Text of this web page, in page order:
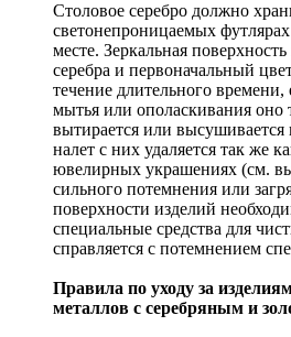
Столовое серебро должно
светонепроницаемых
месте. Зеркальная
серебра и первоначальный
течение длительного
мытья или ополаскивания оно
вытирается или
налет с них удаляется так же
ювелирных украшениях (см.
сильного потемнения или
поверхности изделий
специальные средства для
справляется с потемнением
Правила по уходу за
металлов с серебряным и